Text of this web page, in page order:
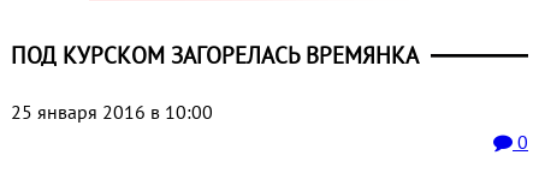
ПОД КУРСКОМ ЗАГОРЕЛАСЬ ВРЕМЯНКА
25 января 2016 в 10:00
0